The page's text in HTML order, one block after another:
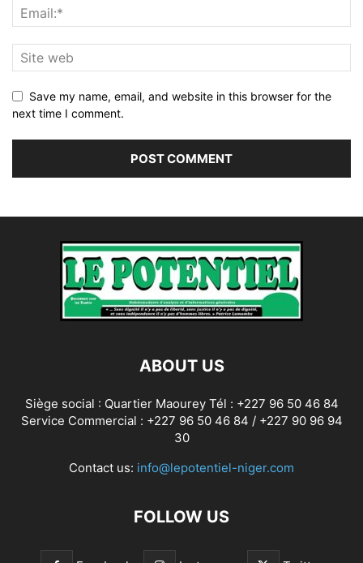
Save my name, email, and website in this browser for the
next time I comment.
ABOUT US
Siège social : Quartier Maourey Tél : +227 96 50 46 84
Service Commercial : +227 96 50 46 84 / +227 90 96 94
30
Contact us: info@lepotentiel-niger.com
FOLLOW US